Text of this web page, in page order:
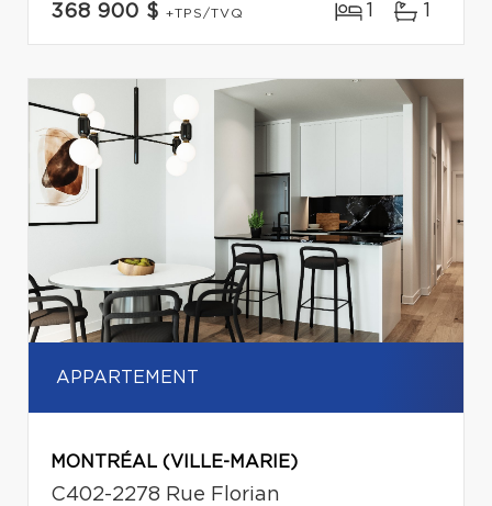
368 900 $ +TPS/TVQ 1 1
APPARTEMENT
MONTRÉAL (VILLE-MARIE)
C402-2278 Rue Florian